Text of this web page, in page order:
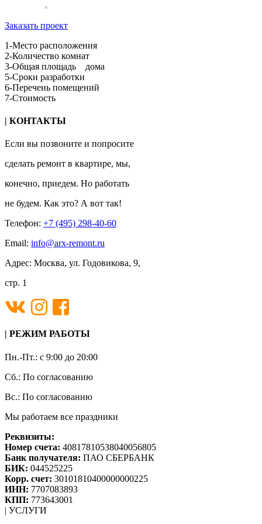
Заказать проект
1-Место расположения
2-Количество комнат
3-Общая площадь дома
5-Сроки разработки
6-Перечень помещений
7-Стоимость
| КОНТАКТЫ
Если вы позвоните и попросите
сделать ремонт в квартире, мы,
конечно, приедем. Но работать
не будем. Как это? А вот так!
Телефон: +7 (495) 298-40-60
Email: info@arx-remont.ru
Адрес: Москва, ул. Годовикова, 9,
стр. 1
| РЕЖИМ РАБОТЫ
Пн.-Пт.: с 9:00 до 20:00
Сб.: По согласованию
Вс.: По согласованию
Мы работаем все праздники
Реквизиты:
Номер счета: 40817810538040056805
Банк получателя: ПАО СБЕРБАНК
БИК: 044525225
Корр. счет: 30101810400000000225
ИНН: 7707083893
КПП: 773643001
| УСЛУГИ